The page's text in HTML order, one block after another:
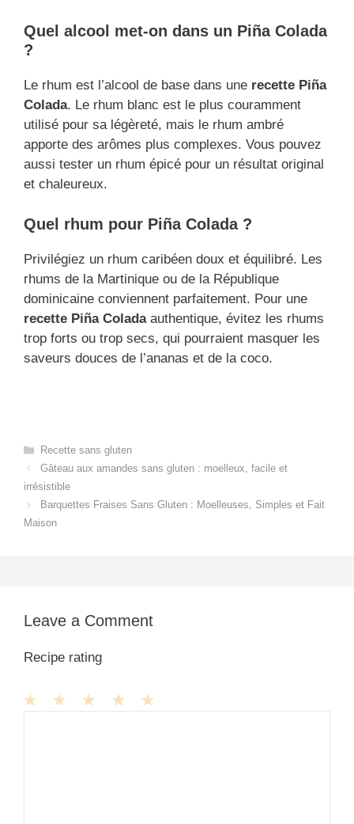
Quel alcool met-on dans un Piña Colada
?
Le rhum est l’alcool de base dans une recette Piña
Colada. Le rhum blanc est le plus couramment
utilisé pour sa légèreté, mais le rhum ambré
apporte des arômes plus complexes. Vous pouvez
aussi tester un rhum épicé pour un résultat original
et chaleureux.
Quel rhum pour Piña Colada ?
Privilégiez un rhum caribéen doux et équilibré. Les
rhums de la Martinique ou de la République
dominicaine conviennent parfaitement. Pour une
recette Piña Coladaauthentique, évitez les rhums
trop forts ou trop secs, qui pourraient masquer les
saveurs douces de l’ananas et de la coco.
Categories
Recette sans gluten
Gâteau aux amandes sans gluten : moelleux, facile et
irrésistible
Barquettes Fraises Sans Gluten : Moelleuses, Simples et Fait
Maison
Leave a Comment
Recipe rating